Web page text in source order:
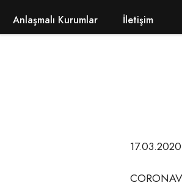
Anlaşmalı Kurumlar
İletişim